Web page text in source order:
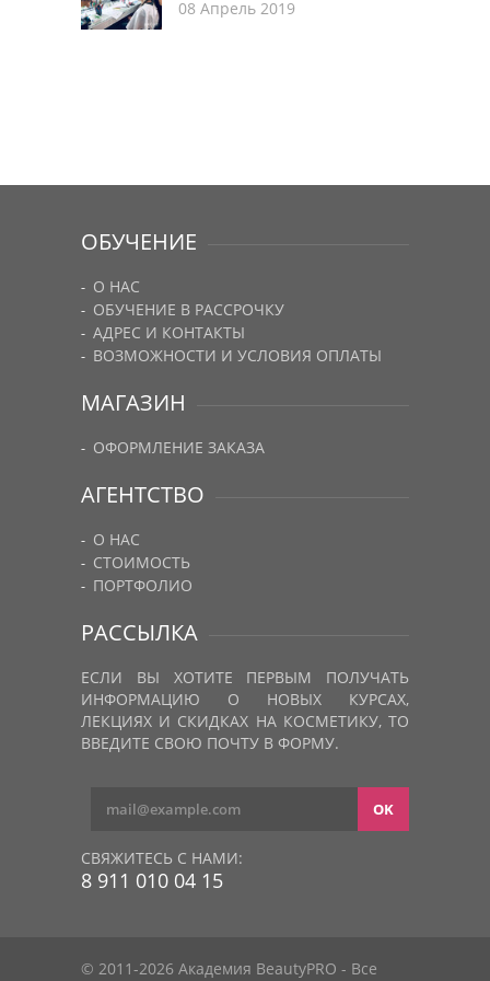
08 Апрель 2019
ОБУЧЕНИЕ
О НАС
ОБУЧЕНИЕ В РАССРОЧКУ
АДРЕС И КОНТАКТЫ
ВОЗМОЖНОСТИ И УСЛОВИЯ ОПЛАТЫ
МАГАЗИН
ОФОРМЛЕНИЕ ЗАКАЗА
АГЕНТСТВО
О НАС
СТОИМОСТЬ
ПОРТФОЛИО
РАССЫЛКА
ЕСЛИ ВЫ ХОТИТЕ ПЕРВЫМ ПОЛУЧАТЬ
ИНФОРМАЦИЮ О НОВЫХ КУРСАХ,
ЛЕКЦИЯХ И СКИДКАХ НА КОСМЕТИКУ, ТО
ВВЕДИТЕ СВОЮ ПОЧТУ В ФОРМУ.
СВЯЖИТЕСЬ С НАМИ:
8 911 010 04 15
© 2011-2026 Академия BeautyPRO - Все